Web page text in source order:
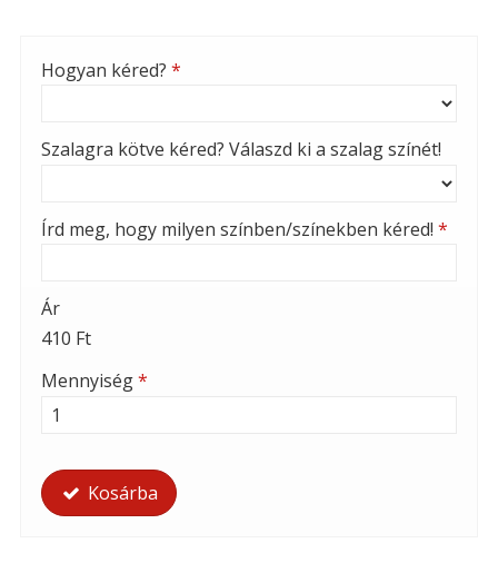
Hogyan kéred? *
Szalagra kötve kéred? Válaszd ki a szalag színét!
Írd meg, hogy milyen színben/színekben kéred! *
Ár
410 Ft
Mennyiség*
Kosárba